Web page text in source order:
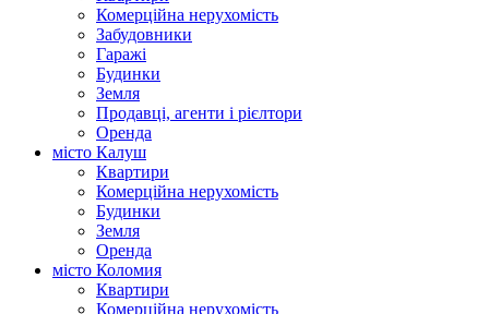
Комерційна нерухомість
Забудовники
Гаражі
Будинки
Земля
Продавці, агенти і рієлтори
Оренда
місто Калуш
Квартири
Комерційна нерухомість
Будинки
Земля
Оренда
місто Коломия
Квартири
Комерційна нерухомість